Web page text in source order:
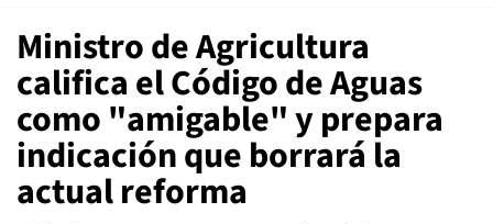
Ministro de Agricultura
califica el Código de Aguas
como "amigable" y prepara
indicación que borrará la
actual reforma